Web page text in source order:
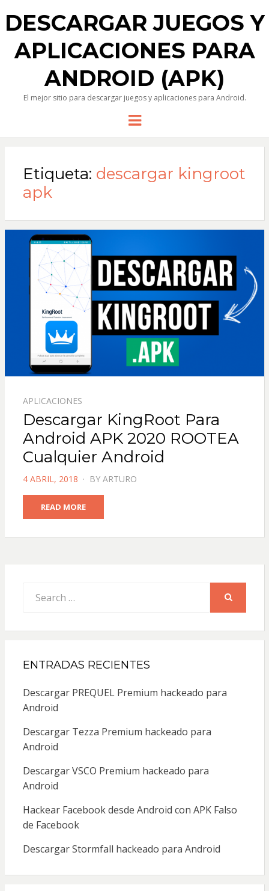
DESCARGAR JUEGOS Y
APLICACIONES PARA
ANDROID (APK)
El mejor sitio para descargar juegos y aplicaciones para Android.
Menu
Etiqueta: descargar kingroot
apk
APLICACIONES
Descargar KingRoot Para
Android APK 2020 ROOTEA
Cualquier Android
POSTED
4 ABRIL, 2018 BY ARTURO
READ MORE
for:
ENTRADAS RECIENTES
Descargar PREQUEL Premium hackeado para
Android
Descargar Tezza Premium hackeado para
Android
Descargar VSCO Premium hackeado para
Android
Hackear Facebook desde Android con APK Falso
de Facebook
Descargar Stormfall hackeado para Android